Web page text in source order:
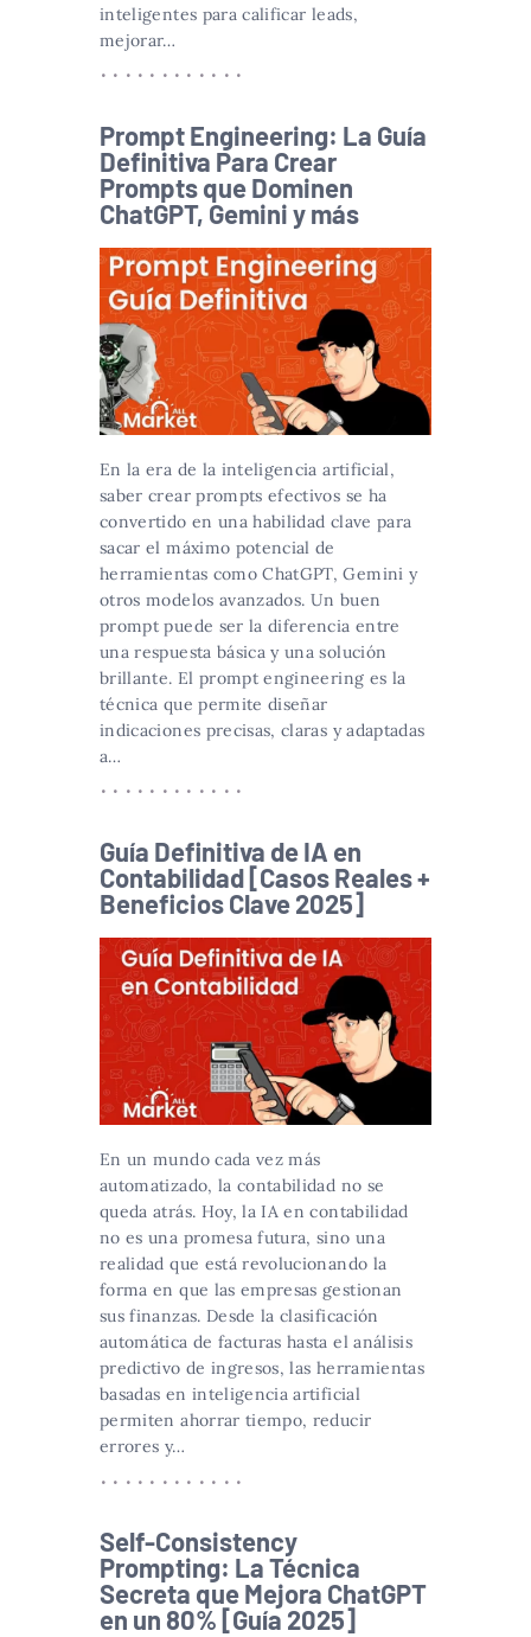
inteligentes para calificar leads,
mejorar…
Prompt Engineering: La Guía
Definitiva Para Crear
Prompts que Dominen
ChatGPT, Gemini y más
En la era de la inteligencia artificial,
saber crear prompts efectivos se ha
convertido en una habilidad clave para
sacar el máximo potencial de
herramientas como ChatGPT, Gemini y
otros modelos avanzados. Un buen
prompt puede ser la diferencia entre
una respuesta básica y una solución
brillante. El prompt engineering es la
técnica que permite diseñar
indicaciones precisas, claras y adaptadas
a…
Guía Definitiva de IA en
Contabilidad [Casos Reales +
Beneficios Clave 2025]
En un mundo cada vez más
automatizado, la contabilidad no se
queda atrás. Hoy, la IA en contabilidad
no es una promesa futura, sino una
realidad que está revolucionando la
forma en que las empresas gestionan
sus finanzas. Desde la clasificación
automática de facturas hasta el análisis
predictivo de ingresos, las herramientas
basadas en inteligencia artificial
permiten ahorrar tiempo, reducir
errores y…
Self-Consistency
Prompting: La Técnica
Secreta que Mejora ChatGPT
en un 80% [Guía 2025]